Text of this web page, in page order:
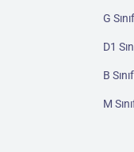
G
D1
B
M